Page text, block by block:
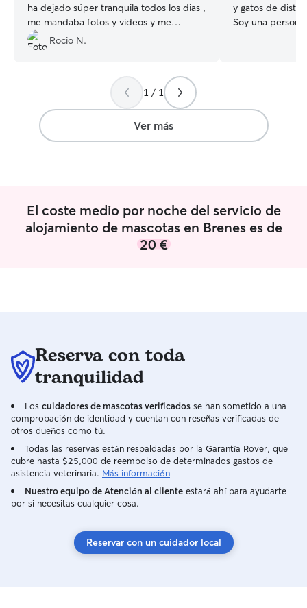
ha dejado súper tranquila todos los dias ,
me mandaba fotos y videos y me
explicaba con detalle cada día y eso me
hizo confiar en ella asi que sin duda
Rocio N.
y gatos de
Soy una
fines de
disponibilidad
recibirán
momento.
tranquilo, limpio
1 / 1
Ver más
El coste medio por noche del servicio de
alojamiento de mascotas en Brenes es de
20 €
Reserva con toda
tranquilidad
Los cuidadores de mascotas verificados se han sometido a una
comprobación de identidad y cuentan con reseñas verificadas de
otros dueños como tú.
Todas las reservas están respaldadas por la Garantía Rover, que
cubre hasta $25,000 de reembolso de determinados gastos de
asistencia veterinaria. Más información
Nuestro equipo de Atención al cliente estará ahí para ayudarte
por si necesitas cualquier cosa.
Reservar con un cuidador local